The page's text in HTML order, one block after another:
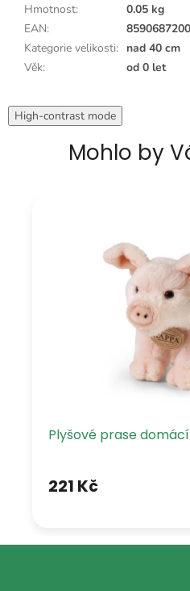
Hmotnost:
0.05 kg
EAN:
Kategorie velikosti: nad 40 cm
Věk: od 0 let
High-contrast mode
Mohlo by
Plyšové prase
221 Kč
Z